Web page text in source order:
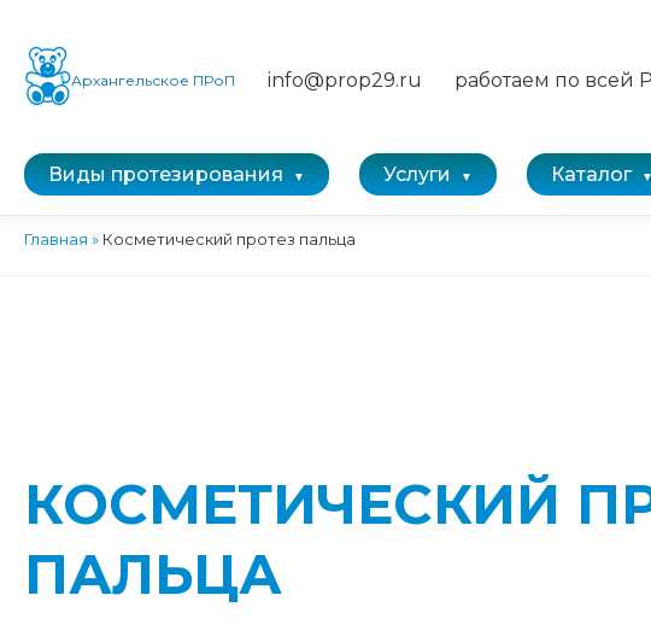
Архангельское ПРоП info@prop29.ru работаем по всей
Виды протезирования Услуги Каталог
Главная » Косметический протез пальца
КОСМЕТИЧЕСКИЙ
ПАЛЬЦА